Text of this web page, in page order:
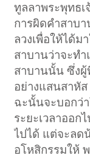
ทูลลาพระพุทธเ
การผิดคำสาบ
ลวงเพื่อให้ได้ม
สาบานว่าจะท
สาบานนั้น ซึ่งผู้
อย่างแสนสาหัส
ฉะนั้นจะบอกว่
ระยะเวลาออก
ไปได้ แต่จะลด
อโหสิกรรมให้